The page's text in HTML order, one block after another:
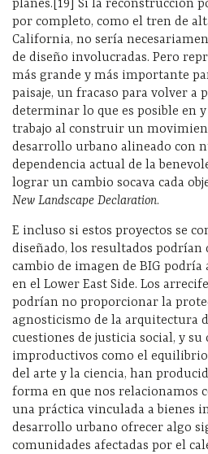
planes.[19] Si la reconstrucción
por completo, como el tren de
California, no sería
de diseño involucradas. Pero
más grande y más importante
paisaje, un fracaso para volver
determinar lo que es posible en
trabajo al construir un
desarrollo urbano alineado con
dependencia actual de la
lograr un cambio socava cada
New Landscape Declaration.
E incluso si estos proyectos se
diseñado, los resultados podrían
cambio de imagen de BIG
en el Lower East Side. Los
podrían no proporcionar la
agnosticismo de la arquitectura
cuestiones de justicia social, y su
improductivos como el
del arte y la ciencia, han
forma en que nos relacionamos
una práctica vinculada a bienes
desarrollo urbano ofrecer algo
comunidades afectadas por el